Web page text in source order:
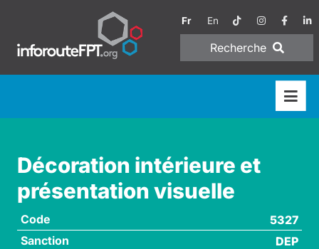
Fr En
Recherche
Décoration intérieure et
présentation visuelle
Code
5327
Sanction
DEP